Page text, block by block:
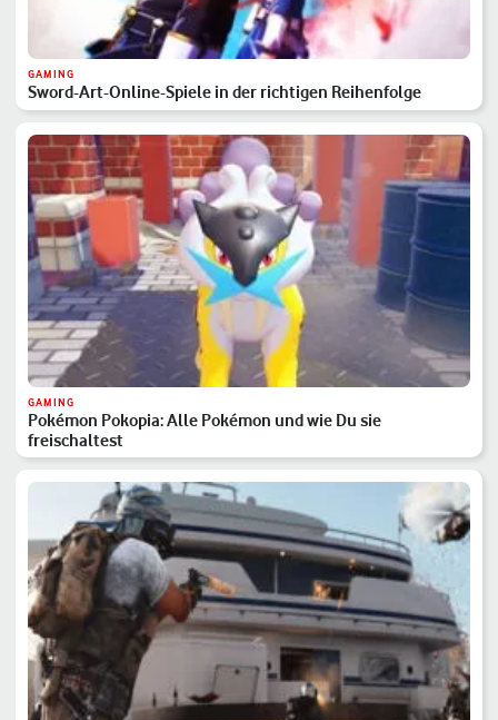
GAMING
Sword-Art-Online-Spiele in der richtigen Reihenfolge
GAMING
Pokémon Pokopia: Alle Pokémon und wie Du sie
freischaltest